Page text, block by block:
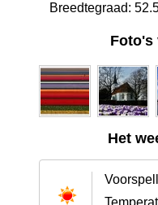
Breedtegraad:
Foto's
Het